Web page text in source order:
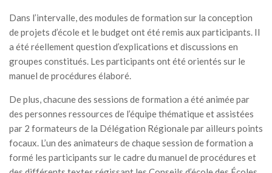
Dans l’intervalle, des modules de formation sur la conception
de projets d’école et le budget ont été remis aux participants. Il
a été réellement question d’explications et discussions en
groupes constitués. Les participants ont été orientés sur le
manuel de procédures élaboré.
De plus, chacune des sessions de formation a été animée par
des personnes ressources de l’équipe thématique et assistées
par 2 formateurs de la Délégation Régionale par ailleurs points
focaux. L’un des animateurs de chaque session de formation a
formé les participants sur le cadre du manuel de procédures et